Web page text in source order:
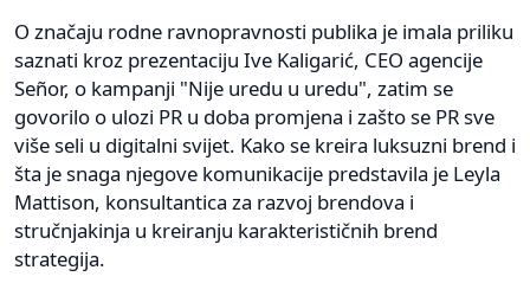
O značaju rodne ravnopravnosti publika je imala priliku
saznati kroz prezentaciju Ive Kaligarić, CEO agencije
Señor, o kampanji "Nije uredu u uredu", zatim se
govorilo o ulozi PR u doba promjena i zašto se PR sve
više seli u digitalni svijet. Kako se kreira luksuzni brend i
šta je snaga njegove komunikacije predstavila je Leyla
Mattison, konsultantica za razvoj brendova i
stručnjakinja u kreiranju karakterističnih brend
strategija.